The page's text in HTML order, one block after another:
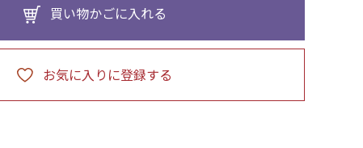
買い物かごに入れる
お気に入りに登録する